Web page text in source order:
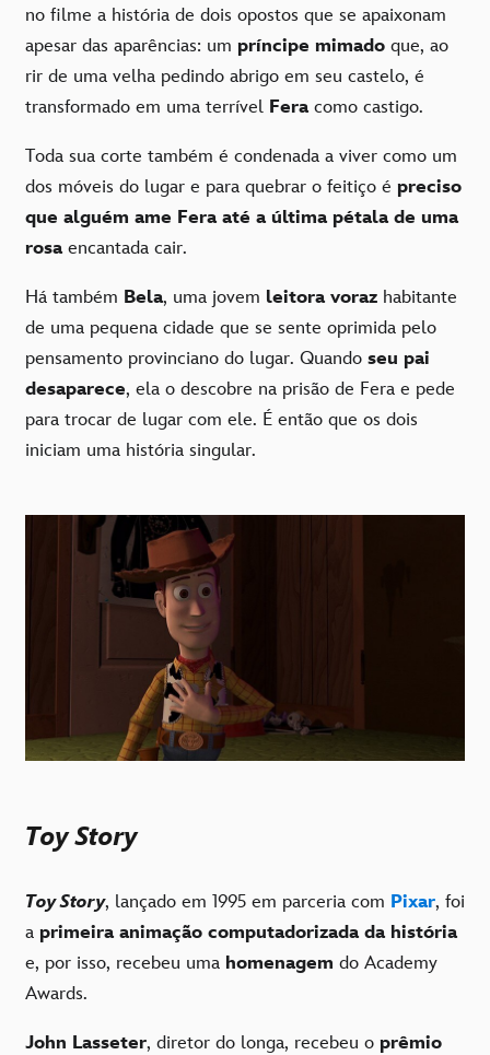
no filme a história de dois opostos que se apaixonam
apesar das aparências: um príncipe mimado que, ao
rir de uma velha pedindo abrigo em seu castelo, é
transformado em uma terrível Fera como castigo.
Toda sua corte também é condenada a viver como um
dos móveis do lugar e para quebrar o feitiço é preciso
que alguém ame Fera até a última pétala de uma
rosaencantada cair.
Há também Bela, uma jovem leitora voraz habitante
de uma pequena cidade que se sente oprimida pelo
pensamento provinciano do lugar. Quando seu pai
desaparece, ela o descobre na prisão de Fera e pede
para trocar de lugar com ele. É então que os dois
iniciam uma história singular.
Toy Story
Toy Story, lançado em 1995 em parceria com Pixar, foi
a primeira animação computadorizada da história
e, por isso, recebeu uma homenagem do Academy
Awards.
John Lasseter, diretor do longa, recebeu o prêmio